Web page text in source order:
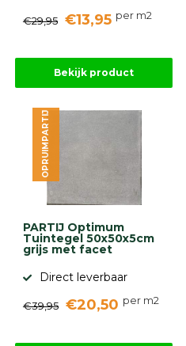
€29,95 €13,95 per m2
Bekijk product
PARTIJ Optimum
Tuintegel 50x50x5cm
grijs met facet
Direct leverbaar
€39,95 €20,50 per m2
OPRUIMPARTIJ